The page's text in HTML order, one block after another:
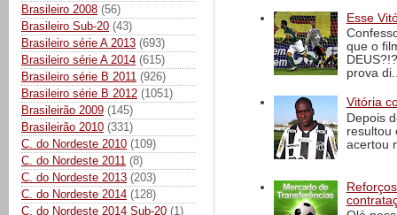
Brasileiro 2008 (56)
Brasileiro Sub-20 (43)
Brasileiro série A 2013 (693)
Brasileiro série A 2014 (615)
Brasileiro série B 2011 (926)
Brasileiro série B 2012 (1051)
Brasileirão 2009 (145)
Brasileirão 2010 (331)
C. do Nordeste 2010 (109)
C. do Nordeste 2011 (8)
C. do Nordeste 2013 (203)
C. do Nordeste 2014 (128)
C. do Nordeste 2014 Sub-20 (1)
Esse
que o
prova
Vitória
Depois
resultou
acertou